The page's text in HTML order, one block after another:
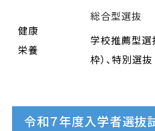
健康
栄養
総合型選抜
学校推薦型選
枠）、特別選抜
令和７年度入学者選抜